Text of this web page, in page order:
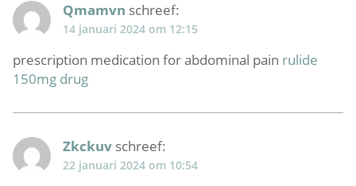
Qmamvn schreef:
14 januari 2024 om 12:15
prescription medication for abdominal pain rulide
150mg drug
Zkckuv schreef:
22 januari 2024 om 10:54